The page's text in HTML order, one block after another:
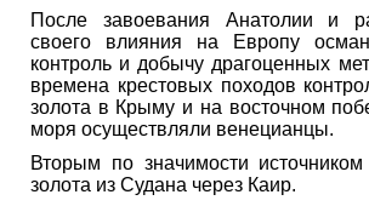
После завоевания Анатолии и
своего влияния на Европу
контроль и добычу драгоценных
времена крестовых походов
золота в Крыму и на восточном
моря осуществляли венецианцы.
Вторым по значимости
золота из Судана через Каир.